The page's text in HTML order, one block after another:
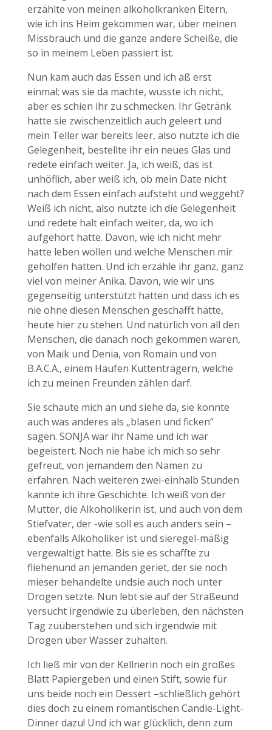
erzählte von meinen alkoholkranken Eltern,
wie ich ins Heim gekommen war, über meinen
Missbrauch und die ganze andere Scheiße, die
so in meinem Leben passiert ist.
Nun kam auch das Essen und ich aß erst
einmal; was sie da machte, wusste ich nicht,
aber es schien ihr zu schmecken. Ihr Getränk
hatte sie zwischenzeitlich auch geleert und
mein Teller war bereits leer, also nutzte ich die
Gelegenheit, bestellte ihr ein neues Glas und
redete einfach weiter. Ja, ich weiß, das ist
unhöflich, aber weiß ich, ob mein Date nicht
nach dem Essen einfach aufsteht und weggeht?
Weiß ich nicht, also nutzte ich die Gelegenheit
und redete halt einfach weiter, da, wo ich
aufgehört hatte. Davon, wie ich nicht mehr
hatte leben wollen und welche Menschen mir
geholfen hatten. Und ich erzähle ihr ganz, ganz
viel von meiner Anika. Davon, wie wir uns
gegenseitig unterstützt hatten und dass ich es
nie ohne diesen Menschen geschafft hätte,
heute hier zu stehen. Und natürlich von all den
Menschen, die danach noch gekommen waren,
von Maik und Denia, von Romain und von
B.A.C.A., einem Haufen Kuttenträgern, welche
ich zu meinen Freunden zählen darf.
Sie schaute mich an und siehe da, sie konnte
auch was anderes als „blasen und ficken“
sagen. SONJA war ihr Name und ich war
begeistert. Noch nie habe ich mich so sehr
gefreut, von jemandem den Namen zu
erfahren. Nach weiteren zwei-einhalb Stunden
kannte ich ihre Geschichte. Ich weiß von der
Mutter, die Alkoholikerin ist, und auch von dem
Stiefvater, der -wie soll es auch anders sein –
ebenfalls Alkoholiker ist und sieregel-mäßig
vergewaltigt hatte. Bis sie es schaffte zu
fliehenund an jemanden geriet, der sie noch
mieser behandelte undsie auch noch unter
Drogen setzte. Nun lebt sie auf der Straßeund
versucht irgendwie zu überleben, den nächsten
Tag zuüberstehen und sich irgendwie mit
Drogen über Wasser zuhalten.
Ich ließ mir von der Kellnerin noch ein großes
Blatt Papiergeben und einen Stift, sowie für
uns beide noch ein Dessert –schließlich gehört
dies doch zu einem romantischen Candle-Light-
Dinner dazu! Und ich war glücklich, denn zum